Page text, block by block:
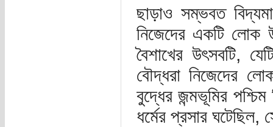
ছাড়াও সম্ভবত
নিজেদের একটি লোক
বৈশাখের উৎসবটি,
বৌদ্ধরা নিজেদের
বুদ্ধের জন্মভূমির
ধর্মের প্রসার